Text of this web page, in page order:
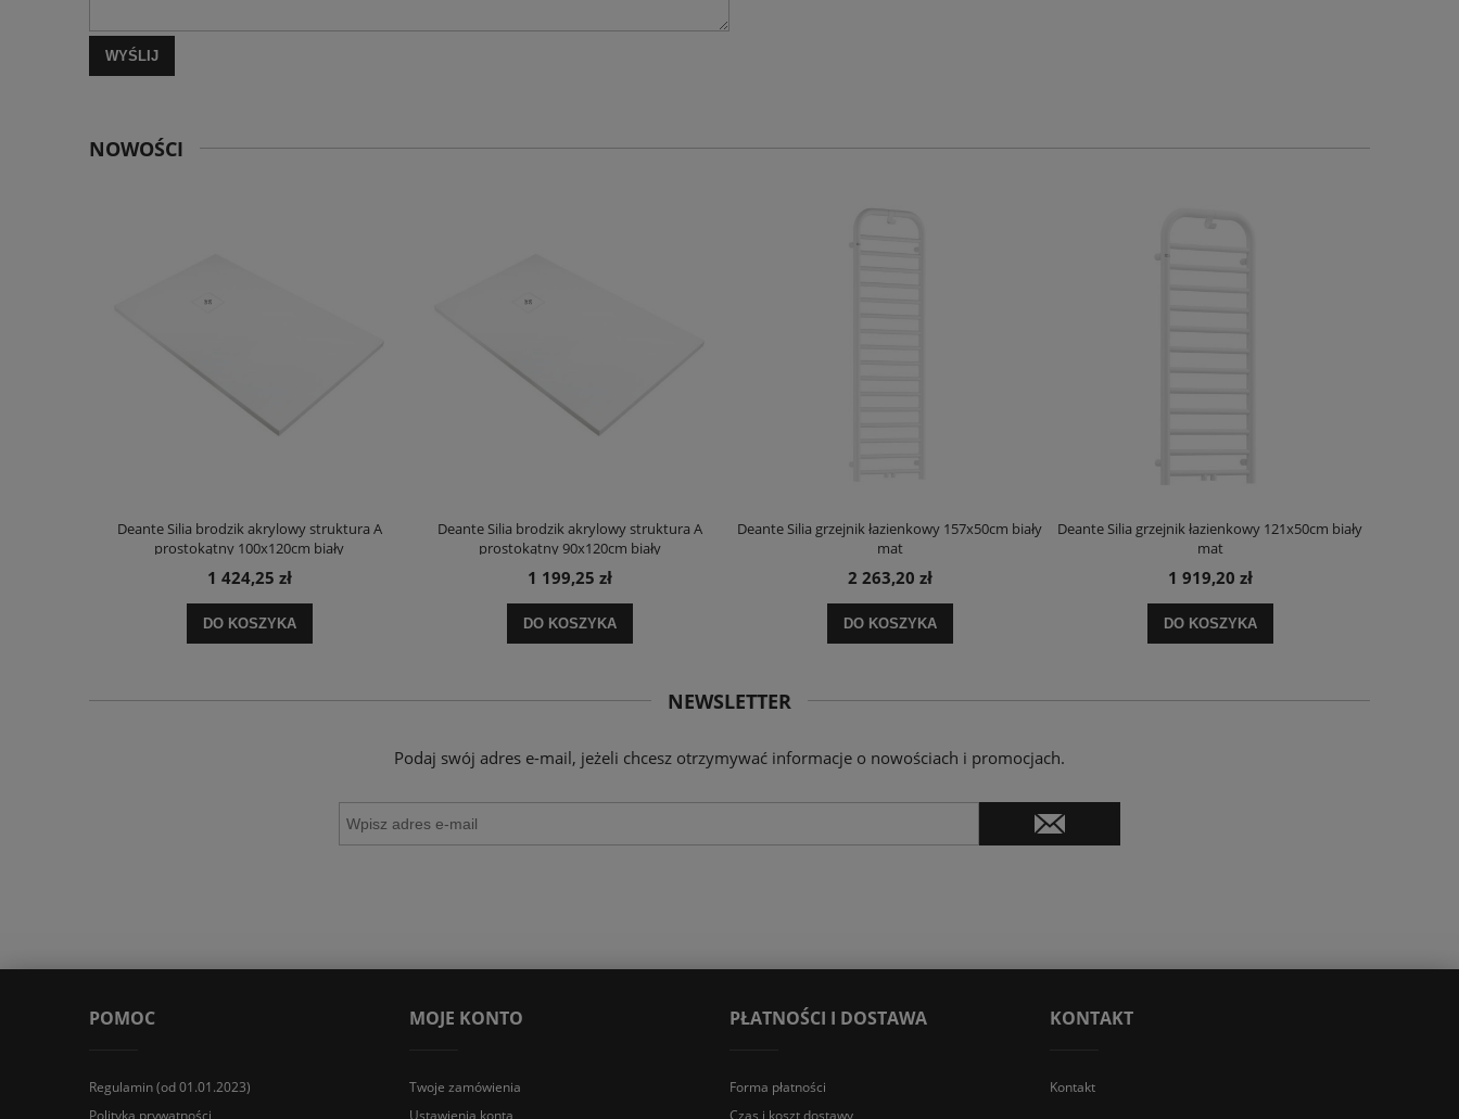
WYŚLIJ
NOWOŚCI
Deante Silia brodzik akrylowy struktura A
prostokątny 100x120cm biały
1 424,25 zł
DO KOSZYKA
Deante Silia brodzik akrylowy struktura A
prostokątny 90x120cm biały
1 199,25 zł
DO KOSZYKA
Deante Silia grzejnik łazienkowy 157x50cm biały
mat
2 263,20 zł
DO KOSZYKA
Deante Silia grzejnik łazienkowy 121x50cm biały
mat
1 919,20 zł
DO KOSZYKA
NEWSLETTER
Podaj swój adres e-mail, jeżeli chcesz otrzymywać informacje o nowościach i promocjach.
POMOC
Regulamin (od 01.01.2023)
Polityka prywatności
MOJE KONTO
Twoje zamówienia
Ustawienia konta
PŁATNOŚCI I DOSTAWA
Forma płatności
Czas i koszt dostawy
KONTAKT
Kontakt